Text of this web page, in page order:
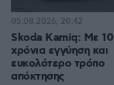
Skoda Kamiq: Με 10
χρόνια εγγύηση και
ευκολότερο τρόπο
απόκτησης
05.08.2026, 20:42